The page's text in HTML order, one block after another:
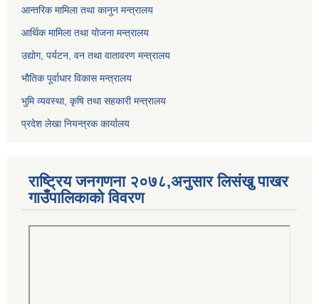
आन्तरिक मामिला तथा कानुन मन्त्रालय
आर्थिक मामिला तथा योजना मन्त्रालय
उद्योग, पर्यटन, वन तथा वातावरण मन्त्रालय
भौतिक पूर्वाधार विकास मन्त्रालय
भुमि व्यवस्था, कृषि तथा सहकारी मन्त्रालय
प्रदेश लेखा नियन्त्रक कार्यालय
राष्ट्रिय जनगणना २०७८,अनुसार लिसंखु पाखर
गाउँपालिकाको विवरण